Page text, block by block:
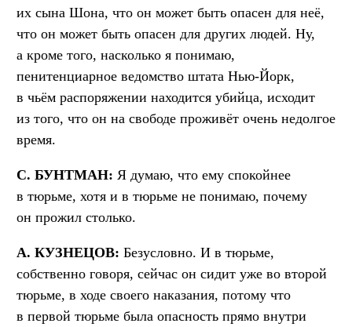
их сына Шона, что он может быть опасен для неё,
что он может быть опасен для других людей. Ну,
а кроме того, насколько я понимаю,
пенитенциарное ведомство штата Нью-Йорк,
в чьём распоряжении находится убийца, исходит
из того, что он на свободе проживёт очень недолгое
время.
С. БУНТМАН: Я думаю, что ему спокойнее
в тюрьме, хотя и в тюрьме не понимаю, почему
он прожил столько.
А. КУЗНЕЦОВ: Безусловно. И в тюрьме,
собственно говоря, сейчас он сидит уже во второй
тюрьме, в ходе своего наказания, потому что
в первой тюрьме была опасность прямо внутри